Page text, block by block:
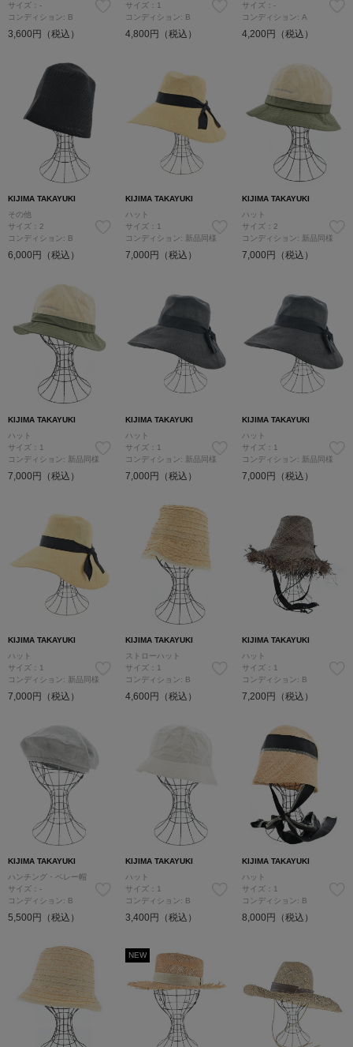
サイズ：-
コンディション: B
3,600円（税込）
サイズ：1
コンディション: B
4,800円（税込）
サイズ：-
コンディション: A
4,200円（税込）
KIJIMA TAKAYUKI
その他
サイズ：2
コンディション: B
6,000円（税込）
KIJIMA TAKAYUKI
ハット
サイズ：1
コンディション: 新品同様
7,000円（税込）
KIJIMA TAKAYUKI
ハット
サイズ：2
コンディション: 新品同様
7,000円（税込）
KIJIMA TAKAYUKI
ハット
サイズ：1
コンディション: 新品同様
7,000円（税込）
KIJIMA TAKAYUKI
ハット
サイズ：1
コンディション: 新品同様
7,000円（税込）
KIJIMA TAKAYUKI
ハット
サイズ：1
コンディション: 新品同様
7,000円（税込）
KIJIMA TAKAYUKI
ハット
サイズ：1
コンディション: 新品同様
7,000円（税込）
KIJIMA TAKAYUKI
ストローハット
サイズ：1
コンディション: B
4,600円（税込）
KIJIMA TAKAYUKI
ハット
サイズ：1
コンディション: B
7,200円（税込）
KIJIMA TAKAYUKI
ハンチング・ベレー帽
サイズ：-
コンディション: B
5,500円（税込）
KIJIMA TAKAYUKI
ハット
サイズ：1
コンディション: B
3,400円（税込）
KIJIMA TAKAYUKI
ハット
サイズ：1
コンディション: B
8,000円（税込）
NEW